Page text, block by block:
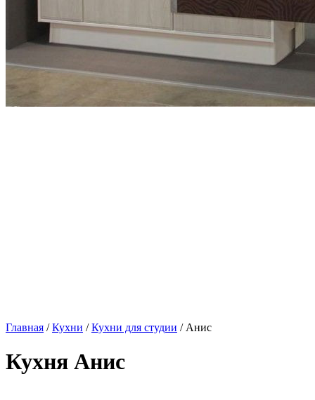
Главная /Кухни /Кухни для студии / Анис
Кухня Анис